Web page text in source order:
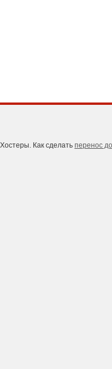
Хостеры. Как сделать перенос